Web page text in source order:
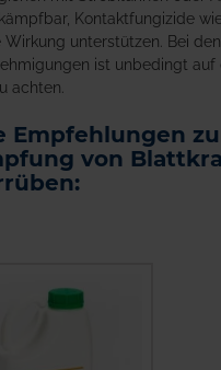
Kontaktfungizide
Wirkung unterstützen. Bei den
ist unbedingt auf
achten.
Empfehlungen
von